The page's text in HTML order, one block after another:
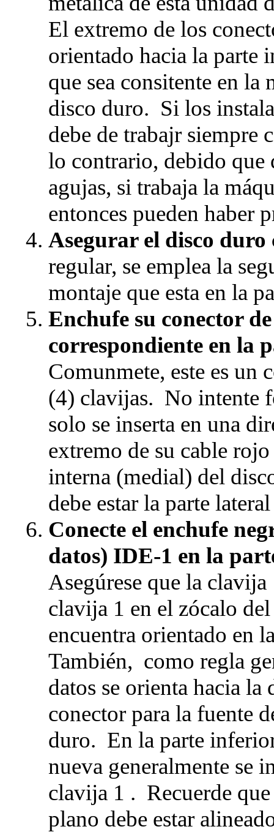
El extremo de los
orientado hacia la
que sea consitente en la
disco duro. Si los
debe de trabajr siempre
lo contrario, debido que
agujas, si trabaja la
entonces pueden haber
Asegurar el disco
regular, se emplea la
montaje que esta en la
Enchufe su conector
correspondiente en la
Comunmete, este es un
(4) clavijas. No intente
solo se inserta en una
extremo de su cable
interna (medial) del
debe estar la parte
Conecte el enchufe
datos) IDE-1 en la
Asegúrese que la
clavija 1 en el zócalo
encuentra orientado en
También, como regla
datos se orienta hacia la
conector para la fuente
duro. En la parte
nueva generalmente se
clavija 1 . Recuerde
plano debe estar